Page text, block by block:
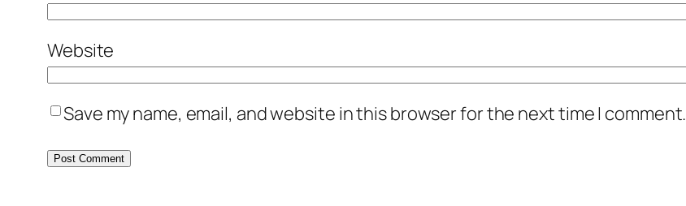
Website
Save my name, email, and website in this browser for the next time I comment.